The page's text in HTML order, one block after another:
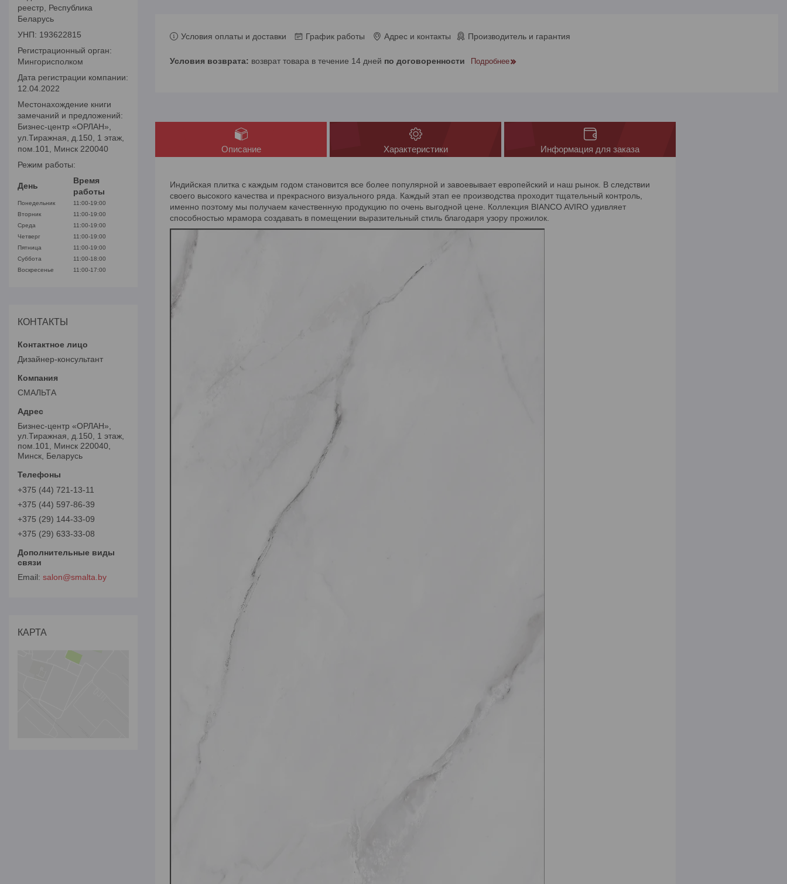
Условия оплаты и доставки График работы Адрес и контакты Производитель и гарантия
возврат товара в течение 14 дней по договоренности Подробнее
Описание Характеристики Информация для заказа
Индийская плитка с каждым годом становится все более популярной и завоевывает европейский и наш рынок. В следствии
своего высокого качества и прекрасного визуального ряда. Каждый этап ее производства проходит тщательный контроль,
именно поэтому мы получаем качественную продукцию по очень выгодной цене. Коллекция BIANCO AVIRO удивляет
способностью мрамора создавать в помещении выразительный стиль благодаря узору прожилок.
реестр, Республика
Беларусь
УНП: 193622815
Регистрационный орган:
Мингорисполком
Дата регистрации компании:
12.04.2022
Местонахождение книги
замечаний и предложений:
Бизнес-центр «ОРЛАН»,
ул.Тиражная, д.150, 1 этаж,
пом.101, Минск 220040
Режим работы:
День
Время
работы
Понедельник
11:00-19:00
Вторник
11:00-19:00
Среда
11:00-19:00
Четверг
11:00-19:00
Пятница
11:00-19:00
Суббота
11:00-18:00
Воскресенье
11:00-17:00
КОНТАКТЫ
Дизайнер-консультант
СМАЛЬТА
Бизнес-центр «ОРЛАН»,
ул.Тиражная, д.150, 1 этаж,
пом.101, Минск 220040,
Минск, Беларусь
+375 (44) 721-13-11
+375 (44) 597-86-39
+375 (29) 144-33-09
+375 (29) 633-33-08
salon@smalta.by
КАРТА